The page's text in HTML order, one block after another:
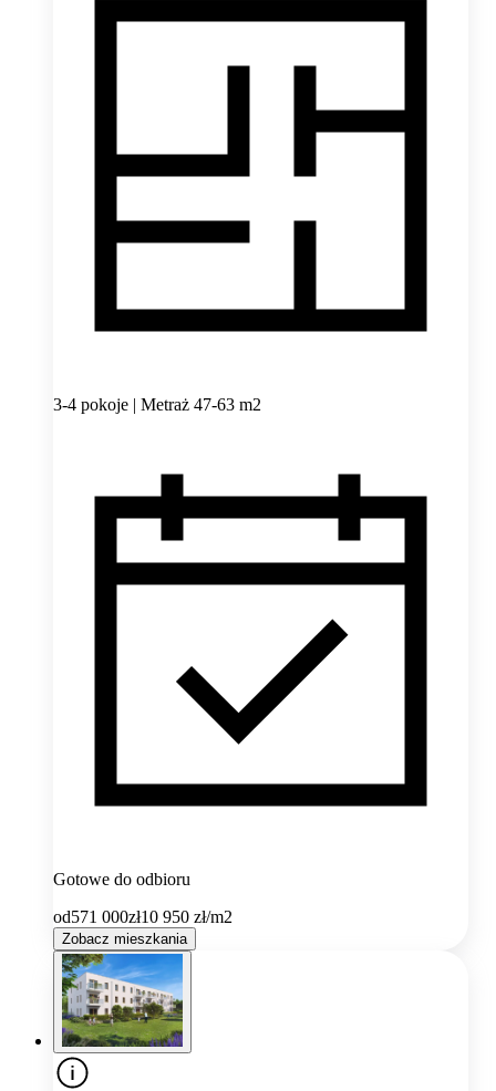
3-4 pokoje | Metraż 47-63 m2
Gotowe do odbioru
od571 000zł10 950 zł/m2
Zobacz mieszkania